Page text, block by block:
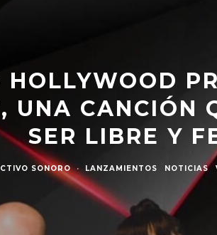
HOLLYWOOD
UNA CANCIÓN
SER LIBRE Y
SONORO · LANZAMIENTOS NOTICIAS